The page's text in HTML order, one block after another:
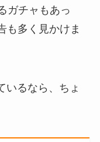
ガチャもあっ
も多く見かけま
いるなら、ちょ